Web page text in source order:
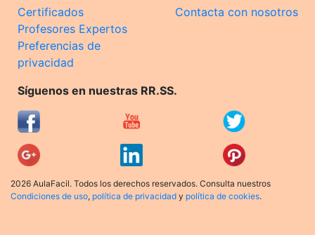
Certificados
Profesores Expertos
Preferencias de
privacidad
Contacta con nosotros
Síguenos en nuestras RR.SS.
2026 AulaFacil. Todos los derechos reservados. Consulta nuestros
Condiciones de uso, política de privacidad y política de cookies.